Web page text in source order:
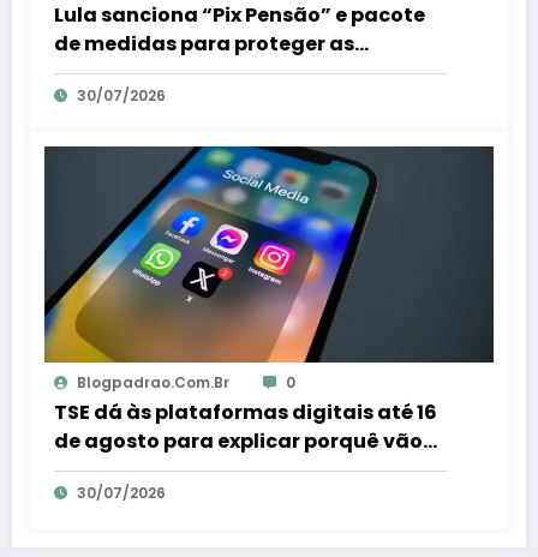
Lula sanciona “Pix Pensão” e pacote
de medidas para proteger as
mulheres – Em Dia ES
30/07/2026
Blogpadrao.com.br 0
TSE dá às plataformas digitais até 16
de agosto para explicar porquê vão
combater fraudes eleitorais – Em Dia
ES 30/07/2026